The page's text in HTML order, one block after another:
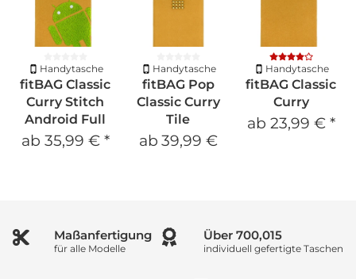
Handytasche
fitBAG Classic
Curry Stitch
Android Full
ab 35,99 € *
Handytasche
fitBAG Pop
Classic Curry
Tile
ab 39,99 €
Handytasche
fitBAG Classic
Curry
ab 23,99 € *
Maßanfertigung
für alle Modelle
Über 933,353
individuell gefertigte Taschen